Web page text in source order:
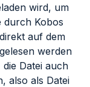
wird, um
durch Kobos
auf dem
werden
Datei auch
also als Datei